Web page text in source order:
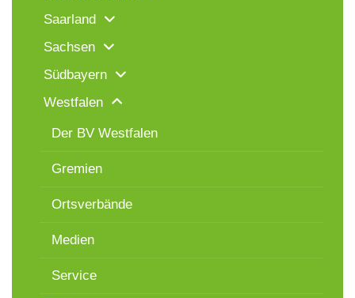
Saarland
Sachsen
Südbayern
Westfalen
Der BV Westfalen
Gremien
Ortsverbände
Medien
Service